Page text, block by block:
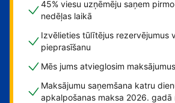
45% viesu uzņēmēju saņem
nedēļas laikā
Izvēlieties tūlītējus rezervējumus
pieprasīšanu
Mēs jums atvieglosim maksājumus
Maksājumu saņemšana katru
apkalpošanas maksa 2026. gadā